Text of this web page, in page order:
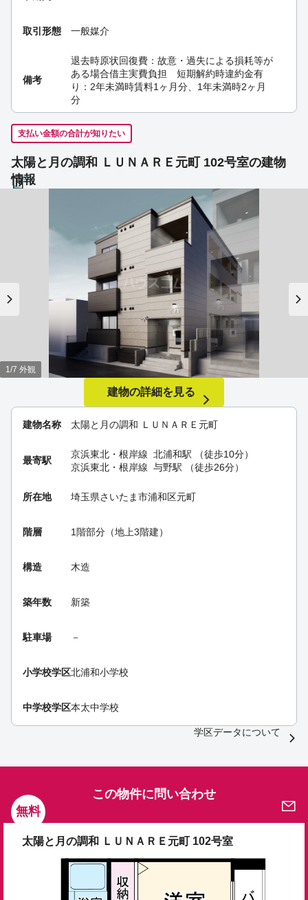
取引形態 一般媒介
備考
退去時原状回復費：故意・過失による損耗等が
ある場合借主実費負担 短期解約時違約金有
り：2年未満時賃料1ヶ月分、1年未満時2ヶ月
分
支払い金額の合計が知りたい
太陽と月の調和 ＬＵＮＡＲＥ元町 102号室の建物
情報
建物名称 太陽と月の調和 ＬＵＮＡＲＥ元町
最寄駅
京浜東北・根岸線 北浦和駅 （徒歩10分）
京浜東北・根岸線 与野駅 （徒歩26分）
所在地 埼玉県さいたま市浦和区元町
階層 1階部分（地上3階建）
構造 木造
築年数 新築
駐車場 －
小学校学区北浦和小学校
中学校学区本太中学校
1/7 外観
建物の詳細を見る
学区データについて
無料
この物件に問い合わせ
太陽と月の調和 ＬＵＮＡＲＥ元町 102号室